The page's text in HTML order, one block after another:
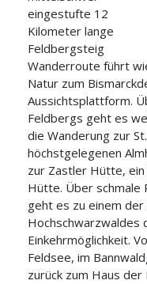
eingestufte 12
Kilometer lange
Feldbergsteig
Wanderroute führt
Natur zum
Aussichtsplattform.
Feldbergs geht es
die Wanderung zur
höchstgelegenen
zur Zastler Hütte,
Hütte. Über schmale
geht es zu einem
Hochschwarzwaldes
Einkehrmöglichkeit.
Feldsee, im
zurück zum Haus der